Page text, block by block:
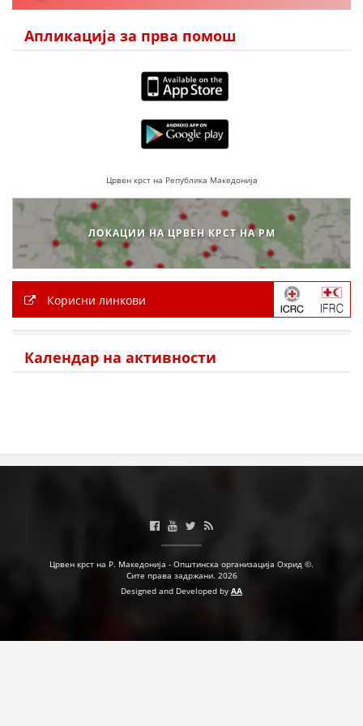
ПРИРАЧНИЦИ
СТРАТЕГИИ
БРОШУРИ
ПРЕЗЕНТАЦИИ
Апликација за прва помош
Црвен крст на Република Македонија
ЛОКАЦИИ НА ЦРВЕН КРСТ НА РМ
Корисни линкови
Календар на активности
Црвен крст на Р. Македонија - Општинска организација Охрид ©.
Сите права задржани. 2026
Designed and Developed by AA